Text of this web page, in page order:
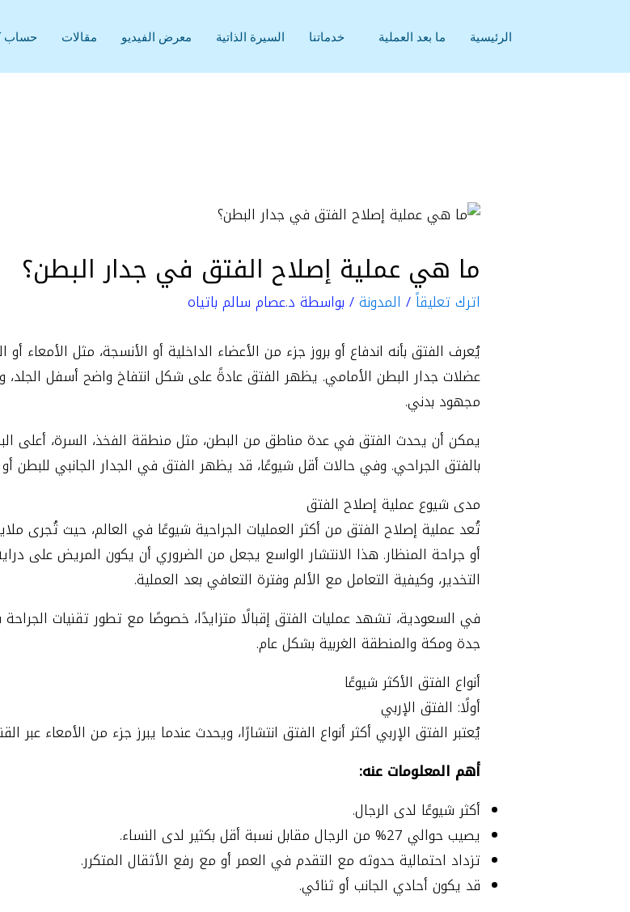
الرئيسية ما بعد العملية خدماتنا السيرة الذاتية معرض الفيديو مقالات حساب
ما هي عملية إصلاح الفتق في جدار البطن؟
اترك تعليقاً/ المدونة/ بواسطة د.عصام سالم باتياه
يُعرف الفتق بأنه اندفاع أو بروز جزء من الأعضاء الداخلية أو الأنسجة، مثل
عضلات جدار البطن الأمامي. يظهر الفتق عادةً على شكل انتفاخ واضح أسفل الجلد،
مجهود بدني.
يمكن أن يحدث الفتق في عدة مناطق من البطن، مثل منطقة الفخذ، السرة، أعلى
بالفتق الجراحي. وفي حالات أقل شيوعًا، قد يظهر الفتق في الجدار الجانبي للبطن
مدى شيوع عملية إصلاح الفتق
تُعد عملية إصلاح الفتق من أكثر العمليات الجراحية شيوعًا في العالم، حيث تُجرى
أو جراحة المنظار. هذا الانتشار الواسع يجعل من الضروري أن يكون المريض على دراية
التخدير، وكيفية التعامل مع الألم وفترة التعافي بعد العملية.
في السعودية، تشهد عمليات الفتق إقبالًا متزايدًا، خصوصًا مع تطور تقنيات
جدة ومكة والمنطقة الغربية بشكل عام.
أنواع الفتق الأكثر شيوعًا
أولًا: الفتق الإربي
يُعتبر الفتق الإربي أكثر أنواع الفتق انتشارًا، ويحدث عندما يبرز جزء من الأمعاء عبر
أهم المعلومات عنه:
أكثر شيوعًا لدى الرجال.
يصيب حوالي 27% من الرجال مقابل نسبة أقل بكثير لدى النساء.
تزداد احتمالية حدوثه مع التقدم في العمر أو مع رفع الأثقال المتكرر.
قد يكون أحادي الجانب أو ثنائي.